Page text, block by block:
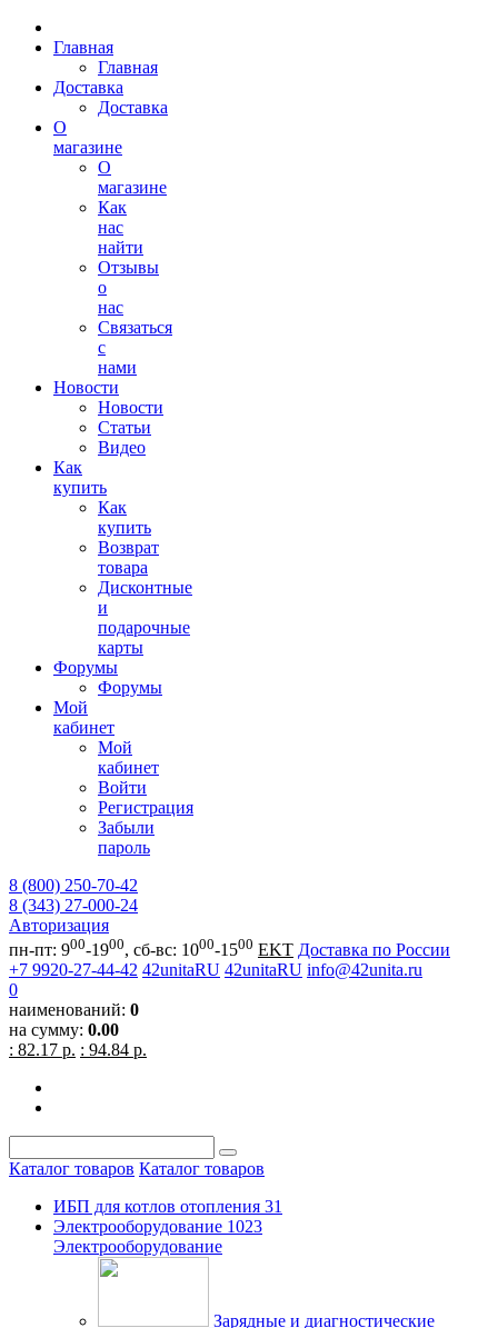
Главная
Главная
Доставка
Доставка
О
магазине
О
магазине
Как
нас
найти
Отзывы
о
нас
Связаться
с
нами
Новости
Новости
Статьи
Видео
Как
купить
Как
купить
Возврат
товара
Дисконтные
и
подарочные
карты
Форумы
Форумы
Мой
кабинет
Мой
кабинет
Войти
Регистрация
Забыли
пароль
8 (800) 250-70-42
8 (343) 27-000-24
Авторизация
пн-пт: 900-1900, сб-вс: 1000-1500 EKT Доставка по России
+7 9920-27-44-42 42unitaRU 42unitaRU info@42unita.ru
0
наименований: 0
на сумму: 0.00
: 82.17 р. : 94.84 р.
Каталог товаров Каталог товаров
ИБП для котлов отопления 31
Электрооборудование 1023
Электрооборудование
Зарядные и диагностические